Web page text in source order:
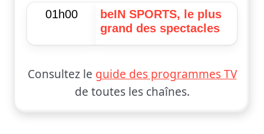
01h00
beIN SPORTS, le plus
grand des spectacles
Consultez le guide des programmes TV
de toutes les chaînes.